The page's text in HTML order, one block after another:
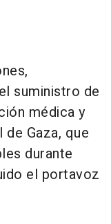
suministro de
médica y
Gaza, que
durante
el portavoz